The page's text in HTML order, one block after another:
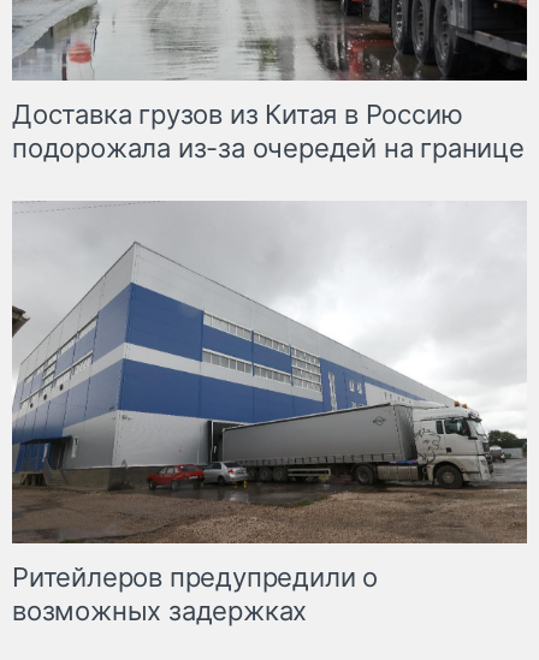
Доставка грузов из Китая в Россию
подорожала из-за очередей на границе
Ритейлеров предупредили о
возможных задержках